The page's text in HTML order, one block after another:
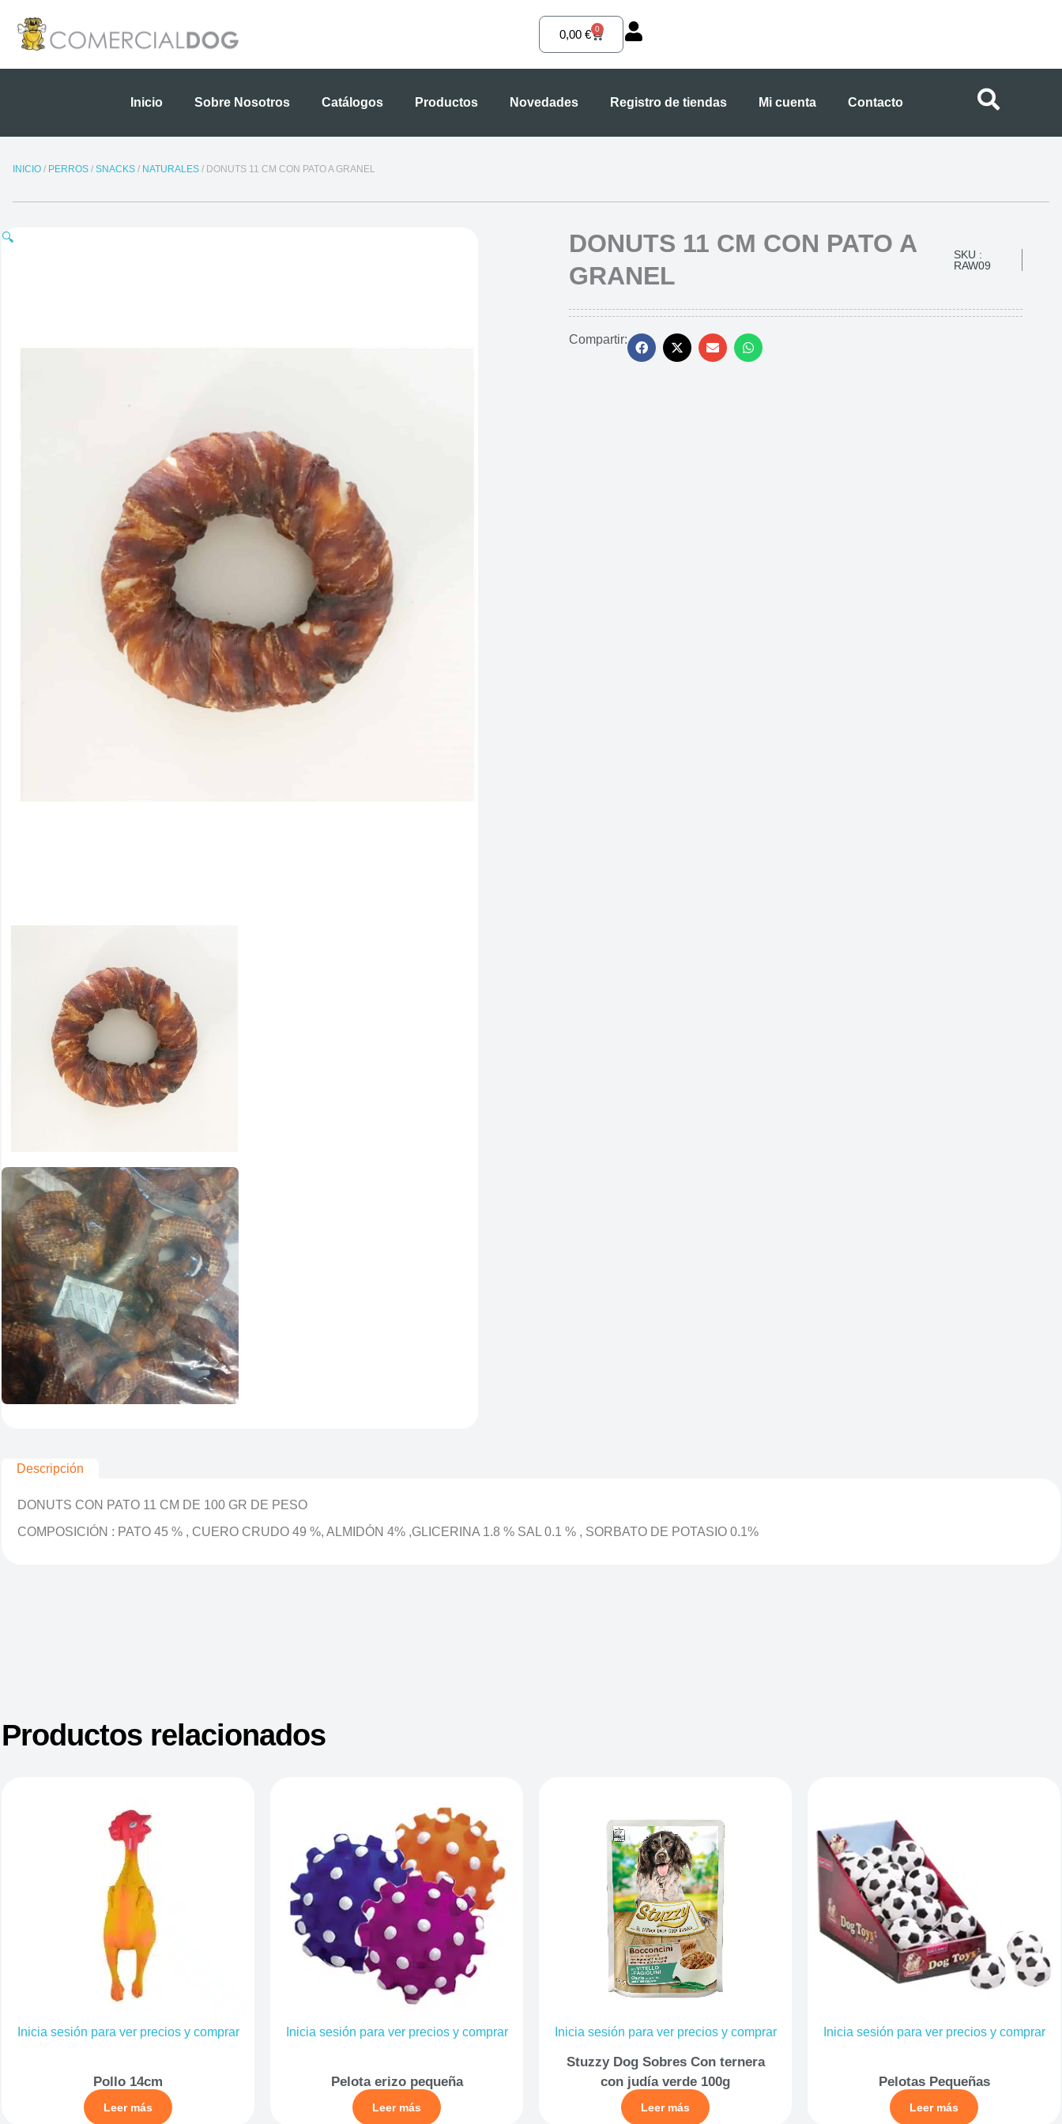
contenido
0,00 € 0
Carrito
Inicio Sobre Nosotros Catálogos Productos Novedades Registro de tiendas Mi cuenta Contacto
INICIO / PERROS / SNACKS / NATURALES / DONUTS 11 CM CON PATO A GRANEL
🔍
DONUTS 11 CM CON PATO A
GRANEL
SKU :
RAW09
Compartir:
Descripción
DONUTS CON PATO 11 CM DE 100 GR DE PESO
COMPOSICIÓN : PATO 45 % , CUERO CRUDO 49 %, ALMIDÓN 4% ,GLICERINA 1.8 % SAL 0.1 % , SORBATO DE POTASIO 0.1%
Productos relacionados
Inicia sesión para ver precios y comprar
Pollo 14cm
Leer más
Inicia sesión para ver precios y comprar
Pelota erizo pequeña
Leer más
Inicia sesión para ver precios y comprar
Stuzzy Dog Sobres Con ternera
con judía verde 100g
Leer más
Inicia sesión para ver precios y comprar
Pelotas Pequeñas
Leer más